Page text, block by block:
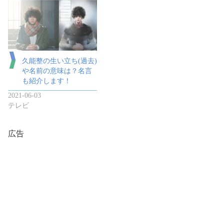
久能整の生い立ち(過去)
や名前の意味は？名言
も紹介します！
2021-06-03
テレビ
広告